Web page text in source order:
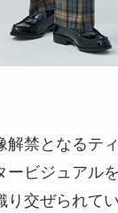
解禁となるテ
ービジュアル
交ぜられてい